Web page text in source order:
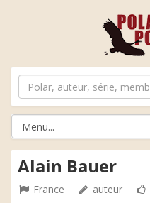
Alain Bauer
France auteur